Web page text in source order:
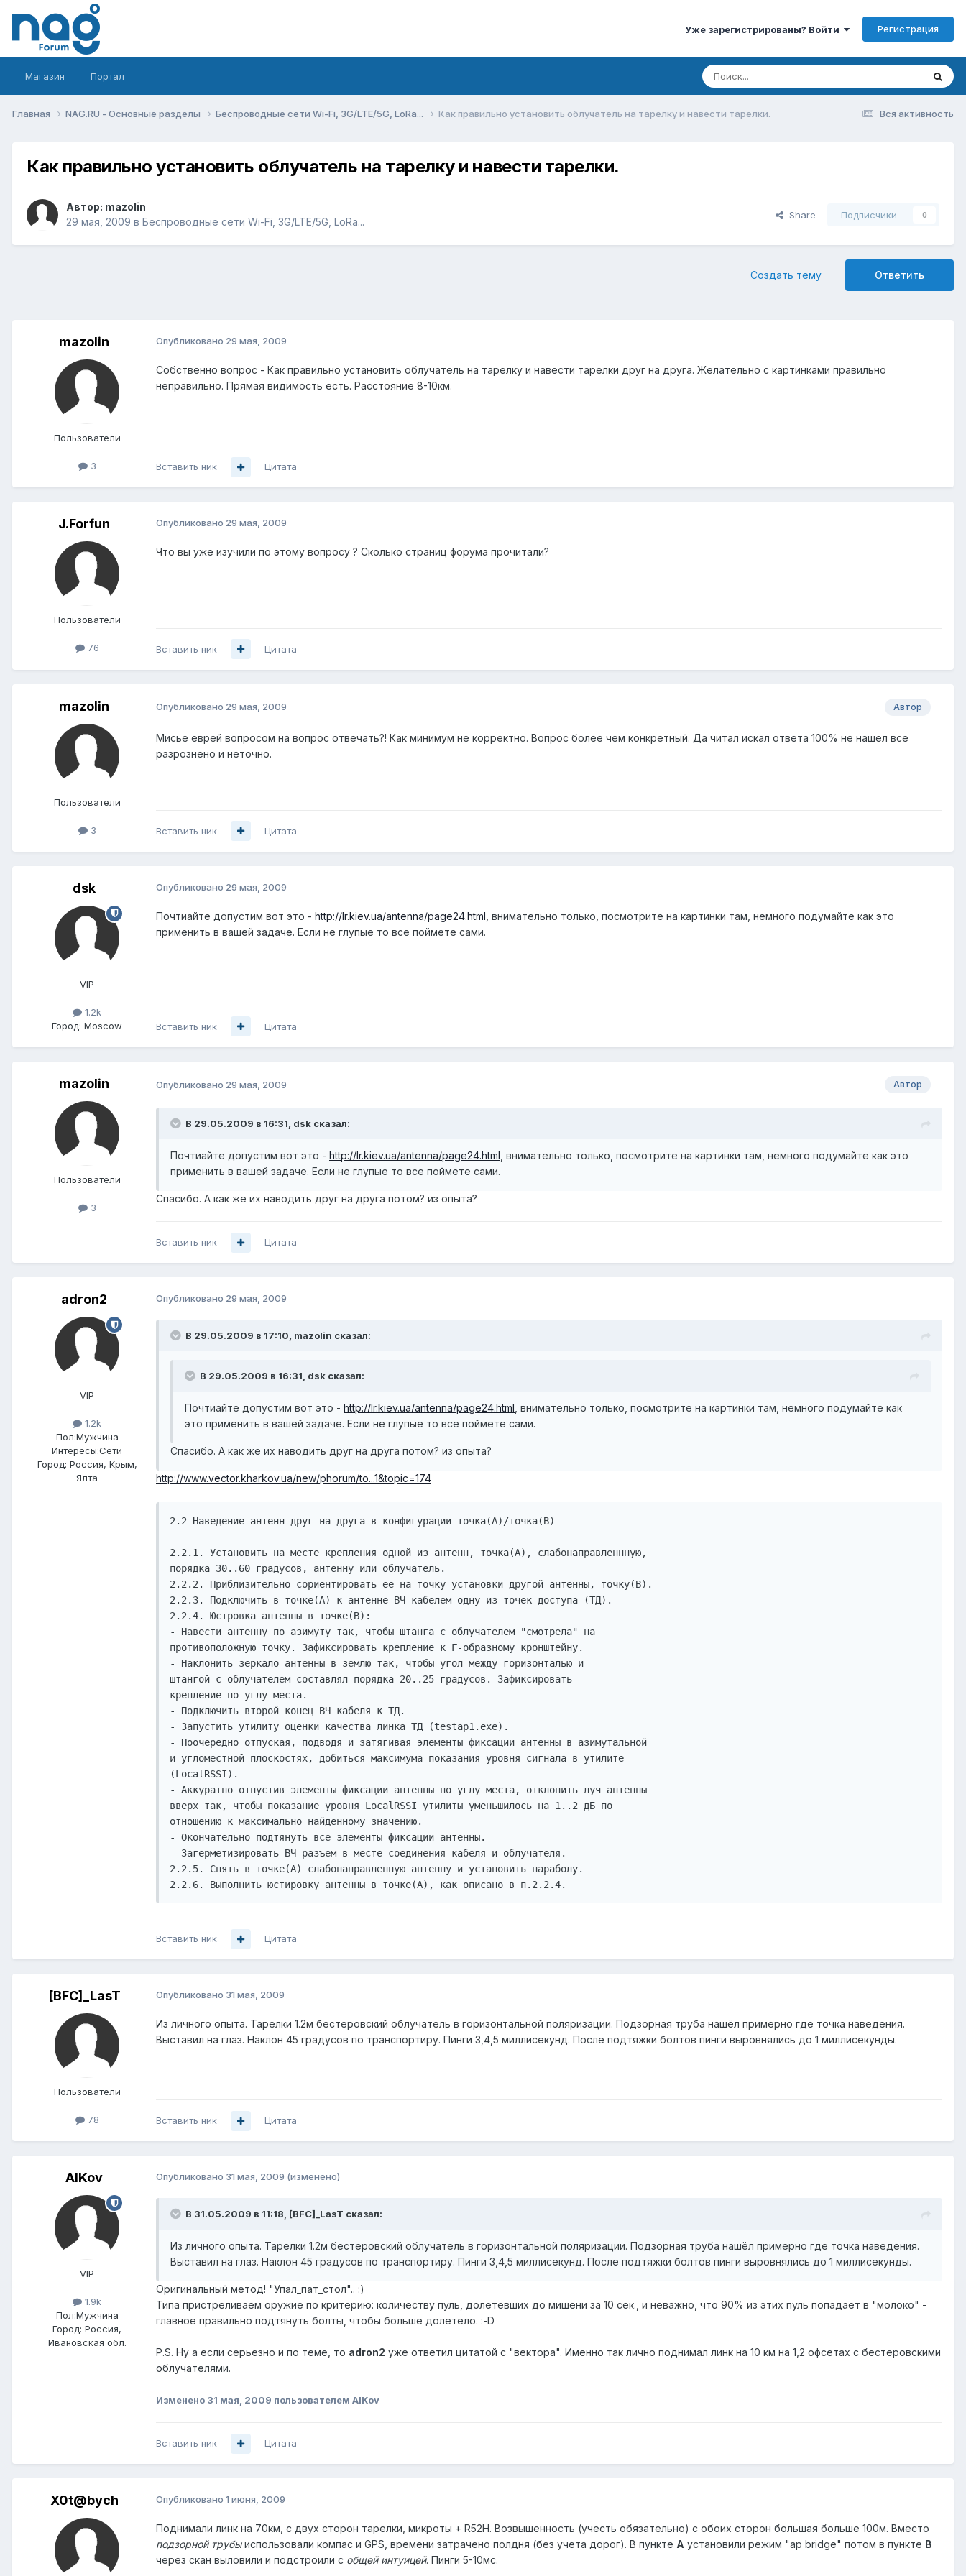
Уже зарегистрированы? Войти Регистрация
Магазин Портал
Вся активность
Главная NAG.RU - Основные разделы Беспроводные сети Wi-Fi, 3G/LTE/5G, LoRa... Как правильно установить облучатель на тарелку и навести тарелки.
Как правильно установить облучатель на тарелку и навести тарелки.
Автор: mazolin
29 мая, 2009 в Беспроводные сети Wi-Fi, 3G/LTE/5G, LoRa...
Share Подписчики 0
Ответить
Создать тему
mazolin
Пользователи
3
Опубликовано 29 мая, 2009
Собственно вопрос - Как правильно установить облучатель на тарелку и навести тарелки друг на друга. Желательно с картинками правильно
неправильно. Прямая видимость есть. Расстояние 8-10км.
Вставить ник Цитата
J.Forfun
Пользователи
76
Опубликовано 29 мая, 2009
Что вы уже изучили по этому вопросу ? Сколько страниц форума прочитали?
Вставить ник Цитата
mazolin
Пользователи
3
Автор
Опубликовано 29 мая, 2009
Мисье еврей вопросом на вопрос отвечать?! Как минимум не корректно. Вопрос более чем конкретный. Да читал искал ответа 100% не нашел все
разрознено и неточно.
Вставить ник Цитата
dsk
VIP
1.2k
Город: Moscow
Опубликовано 29 мая, 2009
Почтиайте допустим вот это - http://lr.kiev.ua/antenna/page24.html , внимательно только, посмотрите на картинки там, немного подумайте как это
применить в вашей задаче. Если не глупые то все поймете сами.
Вставить ник Цитата
mazolin
Пользователи
3
Автор
Опубликовано 29 мая, 2009
В 29.05.2009 в 16:31, dsk сказал:
Почтиайте допустим вот это - http://lr.kiev.ua/antenna/page24.html , внимательно только, посмотрите на картинки там, немного подумайте как это
применить в вашей задаче. Если не глупые то все поймете сами.
Спасибо. А как же их наводить друг на друга потом? из опыта?
Вставить ник Цитата
adron2
VIP
1.2k
Пол:Мужчина
Интересы:Сети
Город: Россия, Крым,
Ялта
Опубликовано 29 мая, 2009
В 29.05.2009 в 17:10, mazolin сказал:
В 29.05.2009 в 16:31, dsk сказал:
Почтиайте допустим вот это - http://lr.kiev.ua/antenna/page24.html , внимательно только, посмотрите на картинки там, немного подумайте как
это применить в вашей задаче. Если не глупые то все поймете сами.
Спасибо. А как же их наводить друг на друга потом? из опыта?
http://www.vector.kharkov.ua/new/phorum/to...1&topic=174
2.2 Наведение антенн друг на друга в конфигурации точка(А)/точка(В)
2.2.1. Установить на месте крепления одной из антенн, точка(А), слабонаправленнную,
порядка 30..60 градусов, антенну или облучатель.
2.2.2. Приблизительно сориентировать ее на точку установки другой антенны, точку(В).
2.2.3. Подключить в точке(А) к антенне ВЧ кабелем одну из точек доступа (ТД).
2.2.4. Юстровка антенны в точке(В):
- Навести антенну по азимуту так, чтобы штанга с облучателем "смотрела" на
противоположную точку. Зафиксировать крепление к Г-образному кронштейну.
- Наклонить зеркало антенны в землю так, чтобы угол между горизонталью и
штангой с облучателем составлял порядка 20..25 градусов. Зафиксировать
крепление по углу места.
- Подключить второй конец ВЧ кабеля к ТД.
- Запустить утилиту оценки качества линка ТД (testap1.exe).
- Поочередно отпуская, подводя и затягивая элементы фиксации антенны в азимутальной
и угломестной плоскостях, добиться максимума показания уровня сигнала в утилите
(LocalRSSI).
- Аккуратно отпустив элементы фиксации антенны по углу места, отклонить луч антенны
вверх так, чтобы показание уровня LocalRSSI утилиты уменьшилось на 1..2 дБ по
отношению к максимально найденному значению.
- Окончательно подтянуть все элементы фиксации антенны.
- Загерметизировать ВЧ разъем в месте соединения кабеля и облучателя.
2.2.5. Снять в точке(А) слабонаправленную антенну и установить параболу.
2.2.6. Выполнить юстировку антенны в точке(А), как описано в п.2.2.4.
Вставить ник Цитата
[BFC]_LasT
Пользователи
78
Опубликовано 31 мая, 2009
Из личного опыта. Тарелки 1.2м бестеровский облучатель в горизонтальной поляризации. Подзорная труба нашёл примерно где точка наведения.
Выставил на глаз. Наклон 45 градусов по транспортиру. Пинги 3,4,5 миллисекунд. После подтяжки болтов пинги выровнялись до 1 миллисекунды.
Вставить ник Цитата
AlKov
VIP
1.9k
Пол:Мужчина
Город: Россия,
Ивановская обл.
Опубликовано 31 мая, 2009 (изменено)
В 31.05.2009 в 11:18, [BFC]_LasT сказал:
Из личного опыта. Тарелки 1.2м бестеровский облучатель в горизонтальной поляризации. Подзорная труба нашёл примерно где точка наведения.
Выставил на глаз. Наклон 45 градусов по транспортиру. Пинги 3,4,5 миллисекунд. После подтяжки болтов пинги выровнялись до 1 миллисекунды.
Оригинальный метод! "Упал_пат_стол".. :)
Типа пристреливаем оружие по критерию: количеству пуль, долетевших до мишени за 10 сек., и неважно, что 90% из этих пуль попадает в "молоко" -
главное правильно подтянуть болты, чтобы больше долетело. :-D
P.S. Ну а если серьезно и по теме, то adron2 уже ответил цитатой с "вектора". Именно так лично поднимал линк на 10 км на 1,2 офсетах с бестеровскими
облучателями.
Изменено 31 мая, 2009 пользователем AlKov
Вставить ник Цитата
X0t@bych Опубликовано 1 июня, 2009
Поднимали линк на 70км, с двух сторон тарелки, микроты + R52H. Возвышенность (учесть обязательно) с обоих сторон большая больше 100м. Вместо
подзорной трубыиспользовали компас и GPS, времени затрачено полдня (без учета дорог). В пункте А установили режим "ap bridge" потом в пункте B
через скан выловили и подстроили с общей интуицей. Пинги 5-10мс.